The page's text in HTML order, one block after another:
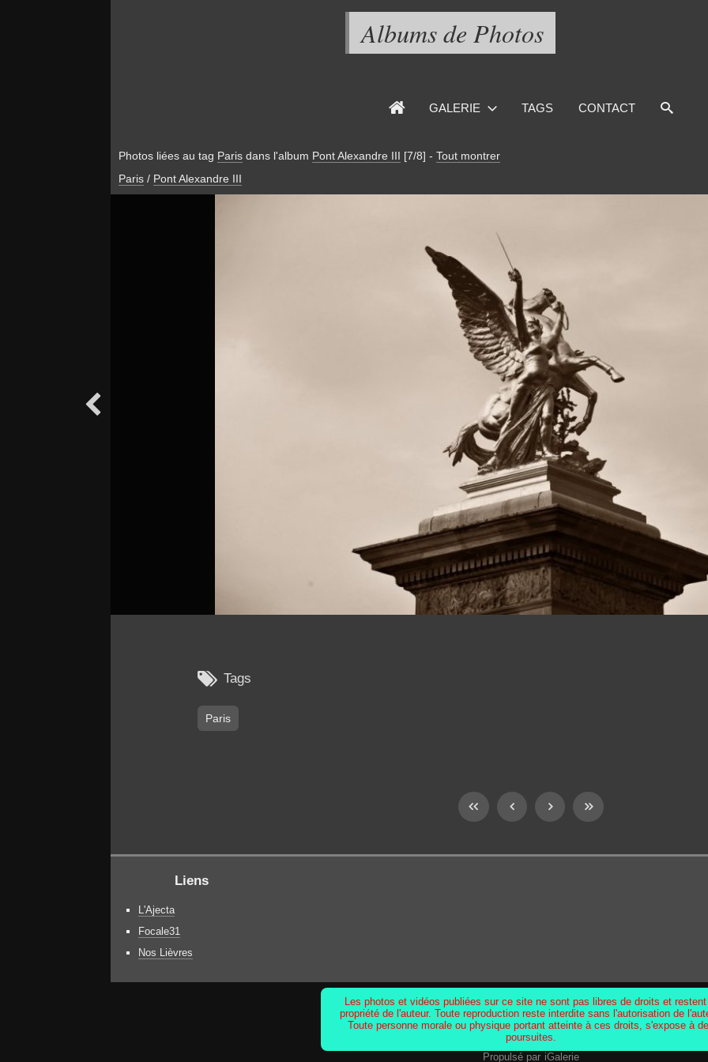
Albums de Photos
GALERIE TAGS CONTACT
Photos liées au tag Parisdans l'album Pont Alexandre III [7/8] - Tout montrer
Paris / Pont Alexandre III

 Tags
Paris
Liens
L'Ajecta
Focale31
Nos Lièvres
Les photos et vidéos publiées sur ce site ne sont pas libres de droits et
propriété de l'auteur. Toute reproduction reste interdite sans l'autorisation de
Toute personne morale ou physique portant atteinte à ces droits, s'expose à
poursuites.
Propulsé par iGalerie